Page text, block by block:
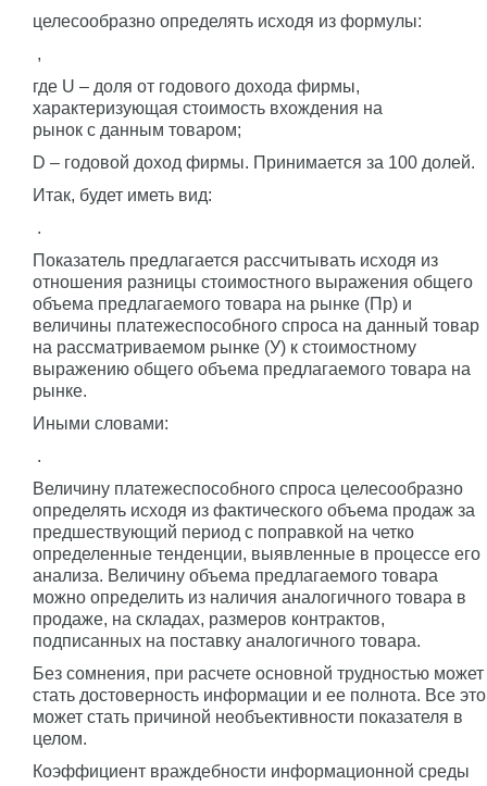
целесообразно определять исходя из формулы:
,
где U – доля от годового дохода фирмы,
характеризующая стоимость вхождения на
рынок с данным товаром;
D – годовой доход фирмы. Принимается за 100 долей.
Итак, будет иметь вид:
.
Показатель предлагается рассчитывать исходя из
отношения разницы стоимостного выражения общего
объема предлагаемого товара на рынке (Пр) и
величины платежеспособного спроса на данный товар
на рассматриваемом рынке (У) к стоимостному
выражению общего объема предлагаемого товара на
рынке.
Иными словами:
.
Величину платежеспособного спроса целесообразно
определять исходя из фактического объема продаж за
предшествующий период с поправкой на четко
определенные тенденции, выявленные в процессе его
анализа. Величину объема предлагаемого товара
можно определить из наличия аналогичного товара в
продаже, на складах, размеров контрактов,
подписанных на поставку аналогичного товара.
Без сомнения, при расчете основной трудностью может
стать достоверность информации и ее полнота. Все это
может стать причиной необъективности показателя в
целом.
Коэффициент враждебности информационной среды